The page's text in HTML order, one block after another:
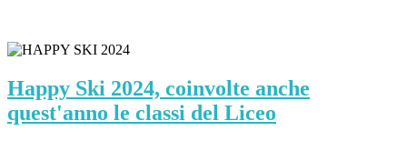
Happy Ski 2024, coinvolte anche
quest'anno le classi del Liceo